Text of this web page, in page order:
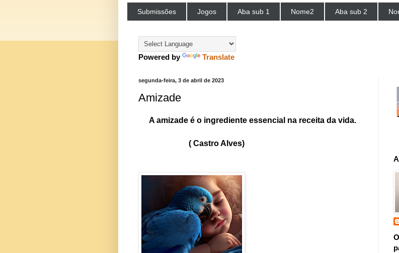
Submissões Jogos Aba sub 1 Nome2 Aba sub 2
Powered by Translate
segunda-feira, 3 de abril de 2023
Amizade
A amizade é o ingrediente essencial na receita da vida.
( Castro Alves)